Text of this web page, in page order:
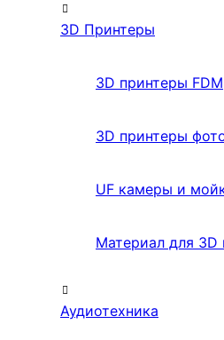
3D Принтеры
3D принтеры FDM
3D принтеры
UF камеры и
Материал для 3D
Аудиотехника